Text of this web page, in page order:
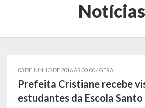
Administração
Administrações Anteriores
Notícias
03 DE JUNHO DE 2016 AS 00:00 / GERAL
Prefeita Cristiane recebe
estudantes da Escola